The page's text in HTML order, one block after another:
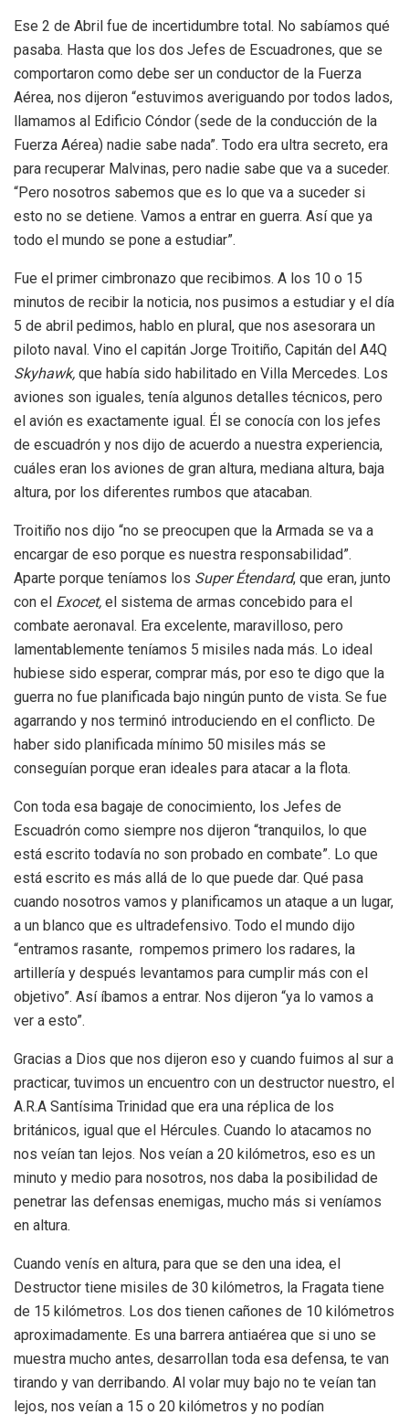
Ese 2 de Abril fue de incertidumbre total. No sabíamos qué
pasaba. Hasta que los dos Jefes de Escuadrones, que se
comportaron como debe ser un conductor de la Fuerza
Aérea, nos dijeron “estuvimos averiguando por todos lados,
llamamos al Edificio Cóndor (sede de la conducción de la
Fuerza Aérea) nadie sabe nada”. Todo era ultra secreto, era
para recuperar Malvinas, pero nadie sabe que va a suceder.
“Pero nosotros sabemos que es lo que va a suceder si
esto no se detiene. Vamos a entrar en guerra. Así que ya
todo el mundo se pone a estudiar”.
Fue el primer cimbronazo que recibimos. A los 10 o 15
minutos de recibir la noticia, nos pusimos a estudiar y el día
5 de abril pedimos, hablo en plural, que nos asesorara un
piloto naval. Vino el capitán Jorge Troitiño, Capitán del A4Q
Skyhawk, que había sido habilitado en Villa Mercedes. Los
aviones son iguales, tenía algunos detalles técnicos, pero
el avión es exactamente igual. Él se conocía con los jefes
de escuadrón y nos dijo de acuerdo a nuestra experiencia,
cuáles eran los aviones de gran altura, mediana altura, baja
altura, por los diferentes rumbos que atacaban.
Troitiño nos dijo “no se preocupen que la Armada se va a
encargar de eso porque es nuestra responsabilidad”.
Aparte porque teníamos los Super Étendard, que eran, junto
con el Exocet, el sistema de armas concebido para el
combate aeronaval. Era excelente, maravilloso, pero
lamentablemente teníamos 5 misiles nada más. Lo ideal
hubiese sido esperar, comprar más, por eso te digo que la
guerra no fue planificada bajo ningún punto de vista. Se fue
agarrando y nos terminó introduciendo en el conflicto. De
haber sido planificada mínimo 50 misiles más se
conseguían porque eran ideales para atacar a la flota.
Con toda esa bagaje de conocimiento, los Jefes de
Escuadrón como siempre nos dijeron “tranquilos, lo que
está escrito todavía no son probado en combate”. Lo que
está escrito es más allá de lo que puede dar. Qué pasa
cuando nosotros vamos y planificamos un ataque a un lugar,
a un blanco que es ultradefensivo. Todo el mundo dijo
“entramos rasante, rompemos primero los radares, la
artillería y después levantamos para cumplir más con el
objetivo”. Así íbamos a entrar. Nos dijeron “ya lo vamos a
ver a esto”.
Gracias a Dios que nos dijeron eso y cuando fuimos al sur a
practicar, tuvimos un encuentro con un destructor nuestro, el
A.R.A Santísima Trinidad que era una réplica de los
británicos, igual que el Hércules. Cuando lo atacamos no
nos veían tan lejos. Nos veían a 20 kilómetros, eso es un
minuto y medio para nosotros, nos daba la posibilidad de
penetrar las defensas enemigas, mucho más si veníamos
en altura.
Cuando venís en altura, para que se den una idea, el
Destructor tiene misiles de 30 kilómetros, la Fragata tiene
de 15 kilómetros. Los dos tienen cañones de 10 kilómetros
aproximadamente. Es una barrera antiaérea que si uno se
muestra mucho antes, desarrollan toda esa defensa, te van
tirando y van derribando. Al volar muy bajo no te veían tan
lejos, nos veían a 15 o 20 kilómetros y no podían